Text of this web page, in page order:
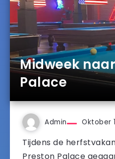
Midweek
Palace
Admin Oktober
Tijdens de
Preston Palace